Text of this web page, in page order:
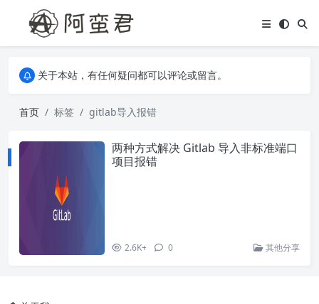
关于本站，有任何疑问都可以评论或留言。
关于本站，有任何疑问都可以评论或留言。
首页
标签 gitlab导入报错
两种方式解决 Gitlab 导入非标准端口
项目报错
2.6K+ 0 其他分享